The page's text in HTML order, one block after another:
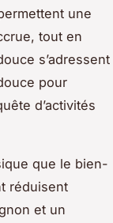
une
tout en
s’adressent
pour
d’activités
que le bien-
réduisent
et un